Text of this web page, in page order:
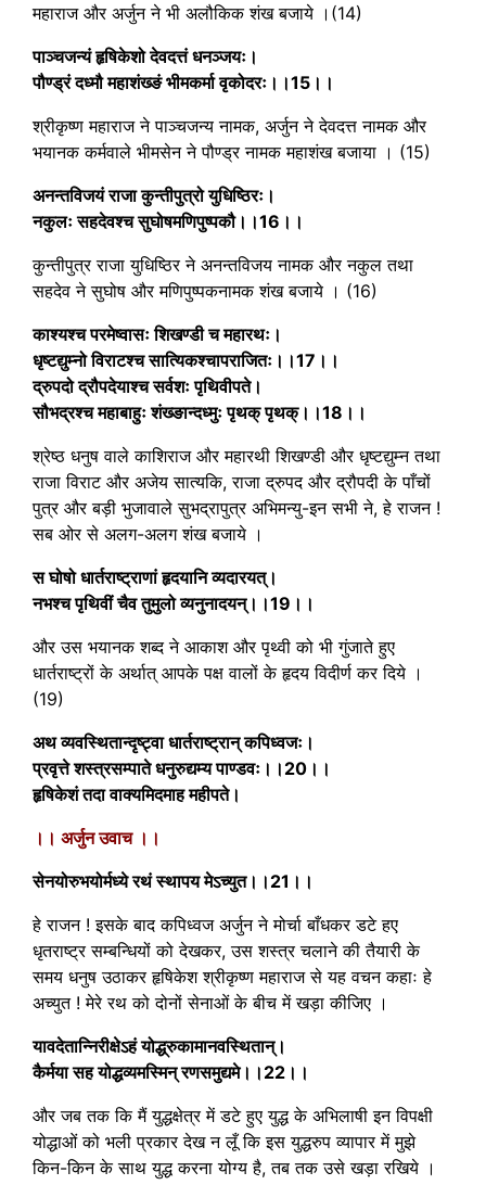
महाराज और अर्जुन ने भी अलौकिक शंख बजाये ।(14)
पाञ्चजन्यं हृषिकेशो देवदत्तं धनञ्जयः।
पौण्ड्रं दध्मौ महाशंख्ङं भीमकर्मा वृकोदरः।।15।।
श्रीकृष्ण महाराज ने पाञ्चजन्य नामक, अर्जुन ने देवदत्त नामक और
भयानक कर्मवाले भीमसेन ने पौण्ड्र नामक महाशंख बजाया । (15)
अनन्तविजयं राजा कुन्तीपुत्रो युधिष्ठिरः।
नकुलः सहदेवश्च सुघोषमणिपुष्पकौ।।16।।
कुन्तीपुत्र राजा युधिष्ठिर ने अनन्तविजय नामक और नकुल तथा
सहदेव ने सुघोष और मणिपुष्पकनामक शंख बजाये । (16)
काश्यश्च परमेष्वासः शिखण्डी च महारथः।
धृष्टद्युम्नो विराटश्च सात्यिकश्चापराजितः।।17।।
द्रुपदो द्रौपदेयाश्च सर्वशः पृथिवीपते।
सौभद्रश्च महाबाहुः शंख्ङान्दध्मुः पृथक् पृथक्।।18।।
श्रेष्ठ धनुष वाले काशिराज और महारथी शिखण्डी और धृष्टद्युम्न तथा
राजा विराट और अजेय सात्यकि, राजा द्रुपद और द्रौपदी के पाँचों
पुत्र और बड़ी भुजावाले सुभद्रापुत्र अभिमन्यु-इन सभी ने, हे राजन !
सब ओर से अलग-अलग शंख बजाये ।
स घोषो धार्तराष्ट्राणां हृदयानि व्यदारयत्।
नभश्च पृथिवीं चैव तुमुलो व्यनुनादयन्।।19।।
और उस भयानक शब्द ने आकाश और पृथ्वी को भी गुंजाते हुए
धार्तराष्ट्रों के अर्थात् आपके पक्ष वालों के हृदय विदीर्ण कर दिये ।
(19)
अथ व्यवस्थितान्दृष्ट्वा धार्तराष्ट्रान् कपिध्वजः।
प्रवृत्ते शस्त्रसम्पाते धनुरुद्यम्य पाण्डवः।।20।।
हृषिकेशं तदा वाक्यमिदमाह महीपते।
।। अर्जुन उवाच ।।
सेनयोरुभयोर्मध्ये रथं स्थापय मेऽच्युत।।21।।
हे राजन ! इसके बाद कपिध्वज अर्जुन ने मोर्चा बाँधकर डटे हए
धृतराष्ट्र सम्बन्धियों को देखकर, उस शस्त्र चलाने की तैयारी के
समय धनुष उठाकर हृषिकेश श्रीकृष्ण महाराज से यह वचन कहाः हे
अच्युत ! मेरे रथ को दोनों सेनाओं के बीच में खड़ा कीजिए ।
यावदेतान्निरीक्षेऽहं योद्ध्रुकामानवस्थितान्।
कैर्मया सह योद्धव्यमस्मिन् रणसमुद्यमे।।22।।
और जब तक कि मैं युद्धक्षेत्र में डटे हुए युद्ध के अभिलाषी इन विपक्षी
योद्धाओं को भली प्रकार देख न लूँ कि इस युद्धरुप व्यापार में मुझे
किन-किन के साथ युद्ध करना योग्य है, तब तक उसे खड़ा रखिये ।